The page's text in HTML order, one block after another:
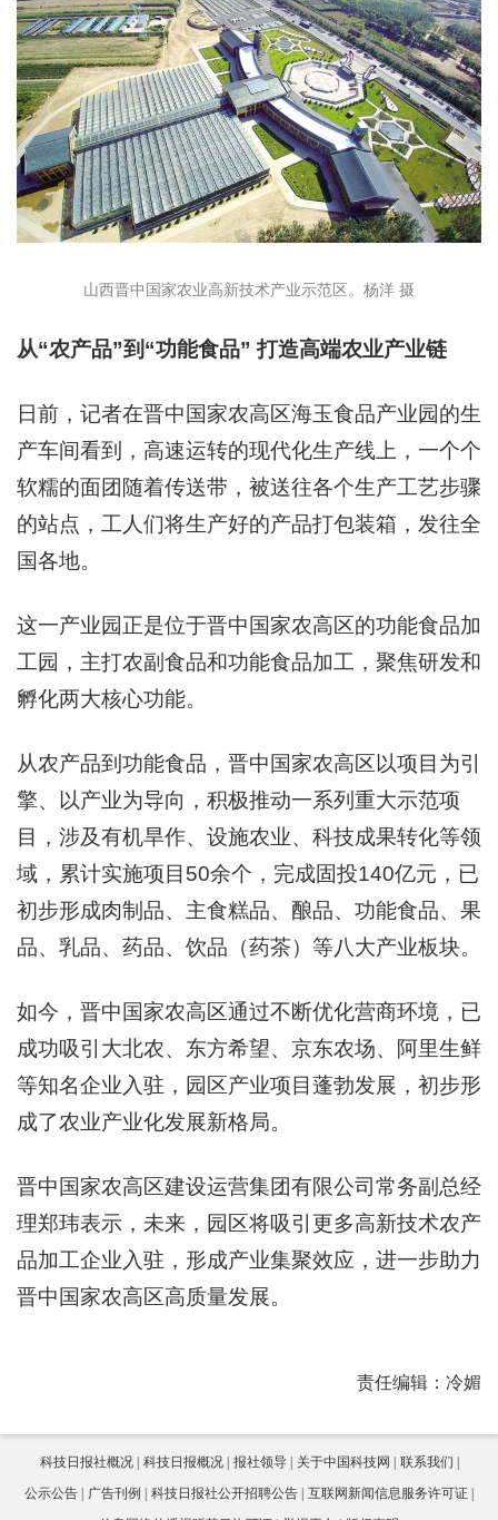
山西晋中国家农业高新技术产业示范区。杨洋 摄
从“农产品”到“功能食品” 打造高端农业产业链
日前，记者在晋中国家农高区海玉食品产业园的生
产车间看到，高速运转的现代化生产线上，一个个
软糯的面团随着传送带，被送往各个生产工艺步骤
的站点，工人们将生产好的产品打包装箱，发往全
国各地。
这一产业园正是位于晋中国家农高区的功能食品加
工园，主打农副食品和功能食品加工，聚焦研发和
孵化两大核心功能。
从农产品到功能食品，晋中国家农高区以项目为引
擎、以产业为导向，积极推动一系列重大示范项
目，涉及有机旱作、设施农业、科技成果转化等领
域，累计实施项目50余个，完成固投140亿元，已
初步形成肉制品、主食糕品、酿品、功能食品、果
品、乳品、药品、饮品（药茶）等八大产业板块。
如今，晋中国家农高区通过不断优化营商环境，已
成功吸引大北农、东方希望、京东农场、阿里生鲜
等知名企业入驻，园区产业项目蓬勃发展，初步形
成了农业产业化发展新格局。
晋中国家农高区建设运营集团有限公司常务副总经
理郑玮表示，未来，园区将吸引更多高新技术农产
品加工企业入驻，形成产业集聚效应，进一步助力
晋中国家农高区高质量发展。
责任编辑：冷媚
科技日报社概况 科技日报概况 报社领导 关于中国科技网
联系我们
公示公告
广告刊例 科技日报社公开招聘公告
互联网新闻信息服务许可证